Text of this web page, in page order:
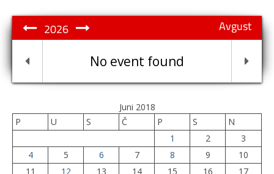
Avgust
2026
No event found
Juni 2018
P
U S Č P S
N
1
2
3
4
5 6 7 8 9
10
11
12 13 14 15 16
17